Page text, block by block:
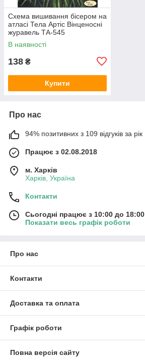
Схема вишивання бісером на
атласі Тела Артіс Вінценосні
журавель ТА-545
В наявності
138 ₴
Купити
Про нас
94% позитивних з 109 відгуків за рік
Працює з 02.08.2018
м. Харків
Харків, Україна
Контакти
Сьогодні працює з 10:00 до 18:00
Показати весь графік роботи
Про нас
Контакти
Доставка та оплата
Графік роботи
Повна версія сайту